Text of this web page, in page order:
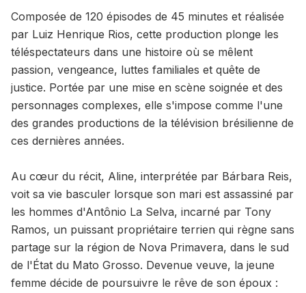
Composée de 120 épisodes de 45 minutes et réalisée
par Luiz Henrique Rios, cette production plonge les
téléspectateurs dans une histoire où se mêlent
passion, vengeance, luttes familiales et quête de
justice. Portée par une mise en scène soignée et des
personnages complexes, elle s'impose comme l'une
des grandes productions de la télévision brésilienne de
ces dernières années.
Au cœur du récit, Aline, interprétée par Bárbara Reis,
voit sa vie basculer lorsque son mari est assassiné par
les hommes d'Antônio La Selva, incarné par Tony
Ramos, un puissant propriétaire terrien qui règne sans
partage sur la région de Nova Primavera, dans le sud
de l'État du Mato Grosso. Devenue veuve, la jeune
femme décide de poursuivre le rêve de son époux :